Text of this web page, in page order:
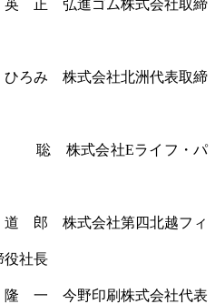
進ゴム株式会社取締
式会社北洲代表取締
株式会社Eライフ・パ
郎 株式会社第四北越フィ
役社長
一 今野印刷株式会社代表